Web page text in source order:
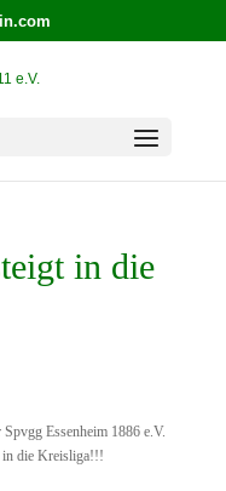
in die
Essenheim 1886 e.V.
die Kreisliga!!!